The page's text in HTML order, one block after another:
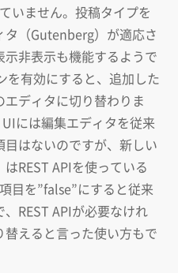
いません。投稿タイプを
（Gutenberg）が適応さ
非表示も機能するようで
を有効にすると、追加した
ディタに切り替わりま
には編集エディタを従来
はないのですが、新しい
REST APIを使っている
目を”false”にすると従来
REST APIが必要なけれ
えると言った使い方もで